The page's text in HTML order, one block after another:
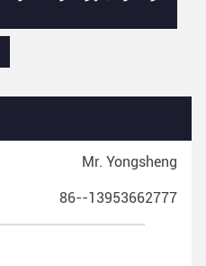
Mr. Yongsheng
86--13953662777